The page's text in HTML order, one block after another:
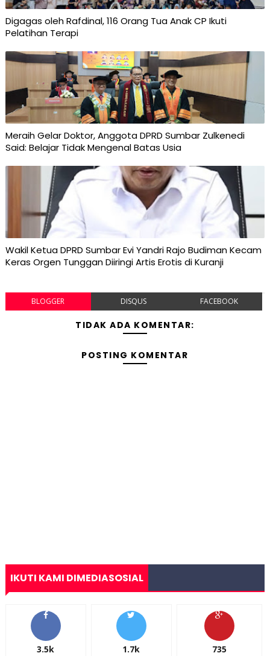
Digagas oleh Rafdinal, 116 Orang Tua Anak CP Ikuti
Pelatihan Terapi
Meraih Gelar Doktor, Anggota DPRD Sumbar Zulkenedi
Said: Belajar Tidak Mengenal Batas Usia
Wakil Ketua DPRD Sumbar Evi Yandri Rajo Budiman Kecam
Keras Orgen Tunggan Diiringi Artis Erotis di Kuranji
BLOGGER DISQUS FACEBOOK
TIDAK ADA KOMENTAR:
POSTING KOMENTAR
IKUTI KAMI DIMEDIASOSIAL
3.5k 1.7k 735